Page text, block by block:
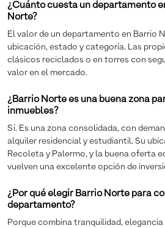
¿Cuánto cuesta un departamento
Norte?
El valor de un departamento en Barrio
ubicación, estado y categoría. Las
clásicos reciclados o en torres con
valor en el mercado.
¿Barrio Norte es una buena zona
inmuebles?
Sí. Es una zona consolidada, con
alquiler residencial y estudiantil. Su
Recoleta y Palermo, y la buena oferta
vuelven una excelente opción de
¿Por qué elegir Barrio Norte para
departamento?
Porque combina tranquilidad,